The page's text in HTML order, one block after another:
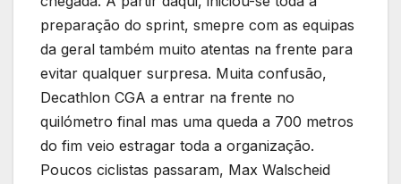
preparação do sprint, smepre com as equipas
da geral também muito atentas na frente para
evitar qualquer surpresa. Muita confusão,
Decathlon CGA a entrar na frente no
quilómetro final mas uma queda a 700 metros
do fim veio estragar toda a organização.
Poucos ciclistas passaram, Max Walscheid